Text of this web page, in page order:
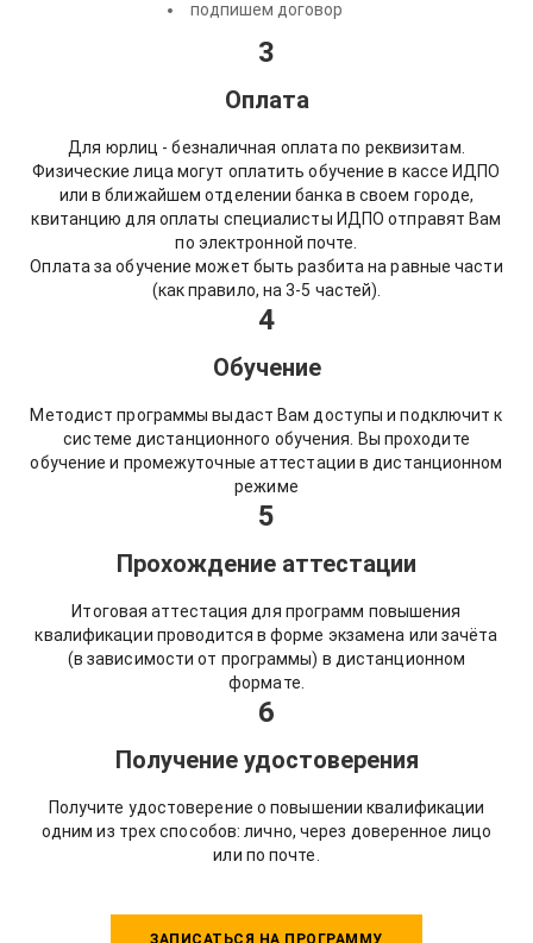
подпишем договор
3
Оплата
Для юрлиц - безналичная оплата по реквизитам.
Физические лица могут оплатить обучение в кассе ИДПО
или в ближайшем отделении банка в своем городе,
квитанцию для оплаты специалисты ИДПО отправят Вам
по электронной почте.
Оплата за обучение может быть разбита на равные части
(как правило, на 3-5 частей).
4
Обучение
Методист программы выдаст Вам доступы и подключит к
системе дистанционного обучения. Вы проходите
обучение и промежуточные аттестации в дистанционном
режиме
5
Прохождение аттестации
Итоговая аттестация для программ повышения
квалификации проводится в форме экзамена или зачёта
(в зависимости от программы) в дистанционном
формате.
6
Получение удостоверения
Получите удостоверение о повышении квалификации
одним из трех способов: лично, через доверенное лицо
или по почте.
ЗАПИСАТЬСЯ НА ПРОГРАММУ